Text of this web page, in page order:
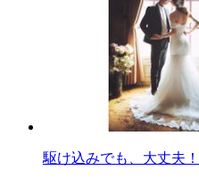
駆け込みでも、大丈夫！